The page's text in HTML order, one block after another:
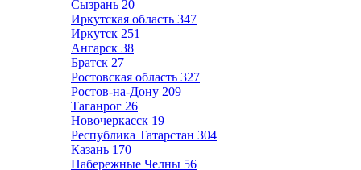
Сызрань 20
Иркутская область 347
Иркутск 251
Ангарск 38
Братск 27
Ростовская область 327
Ростов-на-Дону 209
Таганрог 26
Новочеркасск 19
Республика Татарстан 304
Казань 170
Набережные Челны 56